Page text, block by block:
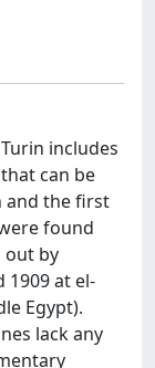
includes
can be
and the first
found
out by
1909 at el-
Egypt).
lack any